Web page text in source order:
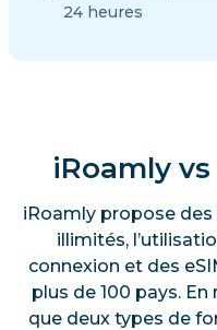
24 heures
iRoamly
iRoamly propose
illimités,
connexion et des
plus de 100 pays.
que deux types de